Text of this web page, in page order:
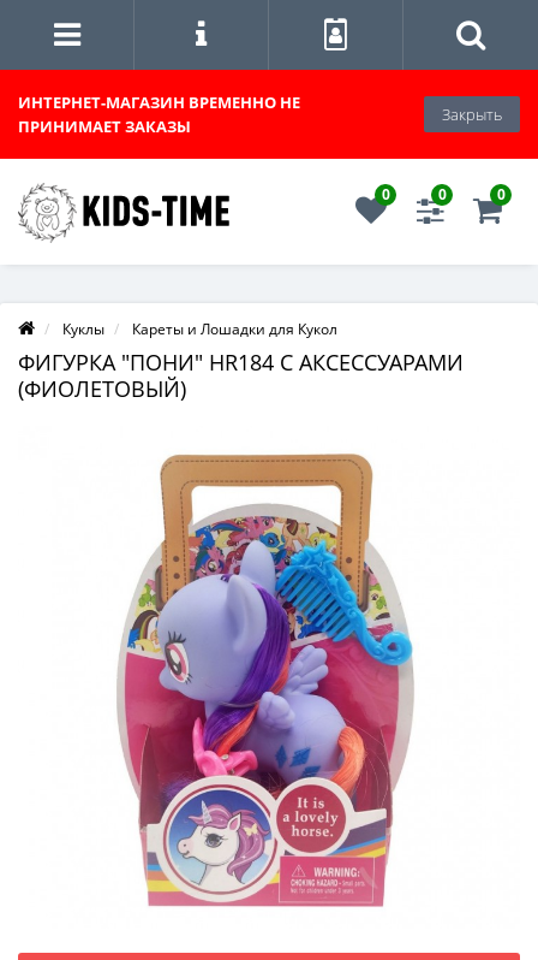
ИНТЕРНЕТ-МАГАЗИН ВРЕМЕННО НЕ
ПРИНИМАЕТ ЗАКАЗЫ
Закрыть
0 0 0
Куклы Кареты и Лошадки для Кукол
ФИГУРКА "ПОНИ" HR184 С АКСЕССУАРАМИ
(ФИОЛЕТОВЫЙ)